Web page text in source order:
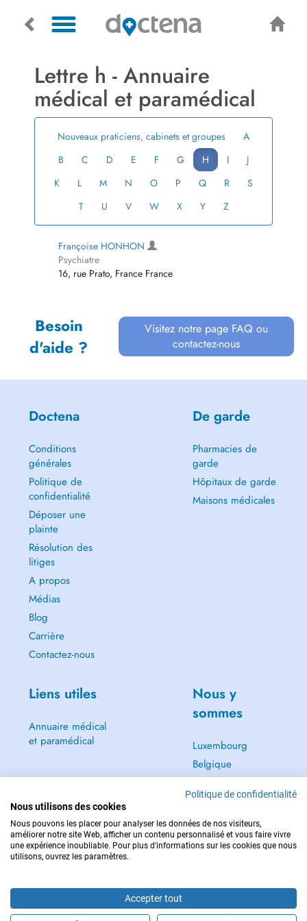
Lettre h ­- Annuaire
médical et paramédical
Nouveaux praticiens, cabinets et groupes
A
B
C D E F G H I
J
K
L M N O P Q R
S
T
U V W X Y Z
Françoise HONHON
Psychiatre
16, rue Prato, France France
Besoin
d'aide ?
Visitez notre page FAQ ou
contactez-nous
Doctena
Conditions
générales
Politique de
confidentialité
Déposer une
plainte
Résolution des
litiges
A propos
Médias
Blog
Carrière
Contactez-nous
De garde
Pharmacies de
garde
Hôpitaux de garde
Maisons médicales
Liens utiles
Annuaire médical
et paramédical
Nous y
sommes
Luxembourg
Belgique
Autriche
Suisse
Pays-Bas
POUR LES URGENCES, CONSULTEZ : 112
Politique de confidentialité
Nous utilisons des cookies
Nous pouvons les placer pour analyser les données de nos visiteurs,
améliorer notre site Web, afficher un contenu personnalisé et vous faire vivre
une expérience inoubliable. Pour plus d'informations sur les cookies que nous
utilisons, ouvrez les paramètres.
Accepter tout